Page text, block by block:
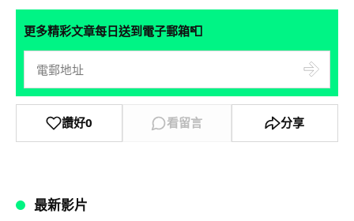
更多精彩文章每日送到電子郵箱📮
讚好0 看留言 分享
最新影片